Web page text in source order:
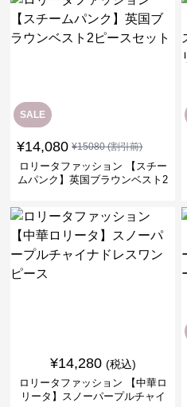
SALE
¥14,080 ¥15080(割引前)
ロリータファッション 【スチー
ムパンク】英国ブラウンベスト2
¥14,280 (税込)
ロリータファッション 【中華ロ
リータ】スノーパープルチャイ